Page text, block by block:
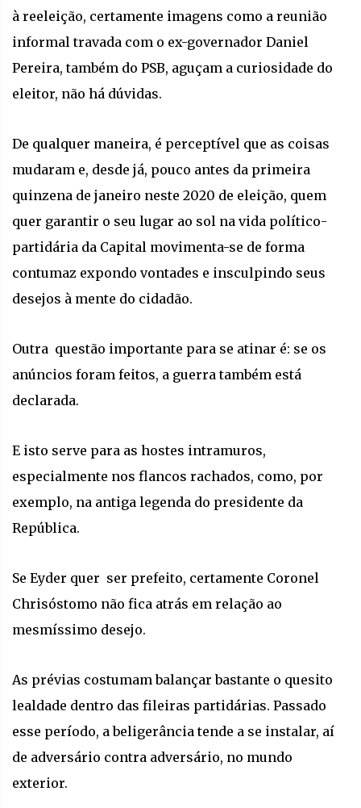
à reeleição, certamente imagens como a reunião
informal travada com o ex-governador Daniel
Pereira, também do PSB, aguçam a curiosidade do
eleitor, não há dúvidas.
De qualquer maneira, é perceptível que as coisas
mudaram e, desde já, pouco antes da primeira
quinzena de janeiro neste 2020 de eleição, quem
quer garantir o seu lugar ao sol na vida político-
partidária da Capital movimenta-se de forma
contumaz expondo vontades e insculpindo seus
desejos à mente do cidadão.
Outra questão importante para se atinar é: se os
anúncios foram feitos, a guerra também está
declarada.
E isto serve para as hostes intramuros,
especialmente nos flancos rachados, como, por
exemplo, na antiga legenda do presidente da
República.
Se Eyder quer ser prefeito, certamente Coronel
Chrisóstomo não fica atrás em relação ao
mesmíssimo desejo.
As prévias costumam balançar bastante o quesito
lealdade dentro das fileiras partidárias. Passado
esse período, a beligerância tende a se instalar, aí
de adversário contra adversário, no mundo
exterior.